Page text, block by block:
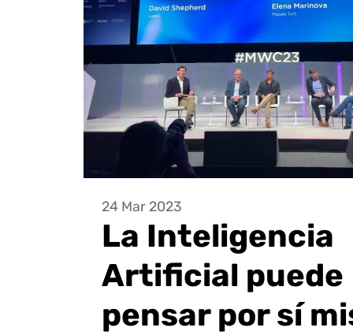
24 Mar 2023
La Inteligencia
Artificial puede
pensar por sí